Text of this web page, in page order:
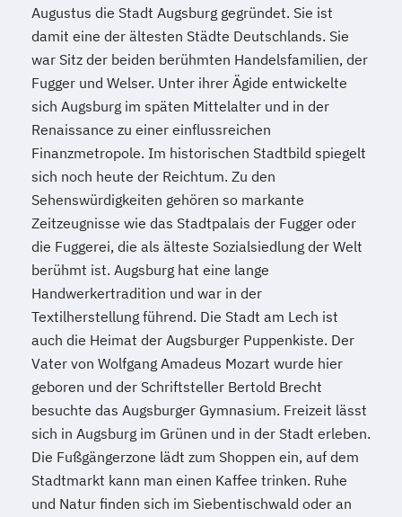
Augustus die Stadt Augsburg gegründet. Sie ist
damit eine der ältesten Städte Deutschlands. Sie
war Sitz der beiden berühmten Handelsfamilien, der
Fugger und Welser. Unter ihrer Ägide entwickelte
sich Augsburg im späten Mittelalter und in der
Renaissance zu einer einflussreichen
Finanzmetropole. Im historischen Stadtbild spiegelt
sich noch heute der Reichtum. Zu den
Sehenswürdigkeiten gehören so markante
Zeitzeugnisse wie das Stadtpalais der Fugger oder
die Fuggerei, die als älteste Sozialsiedlung der Welt
berühmt ist. Augsburg hat eine lange
Handwerkertradition und war in der
Textilherstellung führend. Die Stadt am Lech ist
auch die Heimat der Augsburger Puppenkiste. Der
Vater von Wolfgang Amadeus Mozart wurde hier
geboren und der Schriftsteller Bertold Brecht
besuchte das Augsburger Gymnasium. Freizeit lässt
sich in Augsburg im Grünen und in der Stadt erleben.
Die Fußgängerzone lädt zum Shoppen ein, auf dem
Stadtmarkt kann man einen Kaffee trinken. Ruhe
und Natur finden sich im Siebentischwald oder an